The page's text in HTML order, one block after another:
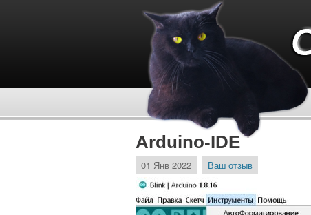
Arduino-IDE
01 Янв 2022 Ваш отзыв